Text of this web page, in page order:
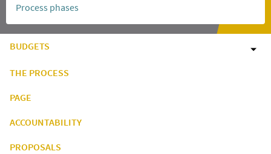
Process phases
BUDGETS
THE PROCESS
PAGE
ACCOUNTABILITY
PROPOSALS